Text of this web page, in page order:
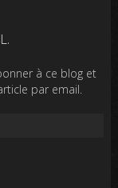
à ce blog et
par email.